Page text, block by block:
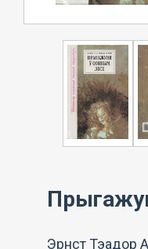
Эрнст Тэадор